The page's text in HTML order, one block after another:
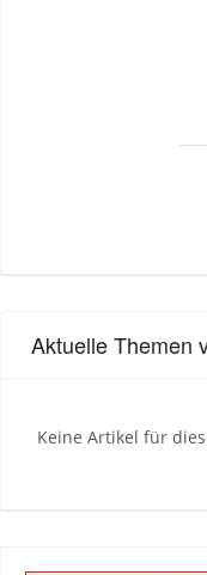
Aktuelle Themen
Keine Artikel für